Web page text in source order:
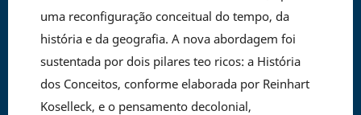
uma reconfiguração conceitual do tempo, da
história e da geografia. A nova abordagem foi
sustentada por dois pilares teo ricos: a História
dos Conceitos, conforme elaborada por Reinhart
Koselleck, e o pensamento decolonial,